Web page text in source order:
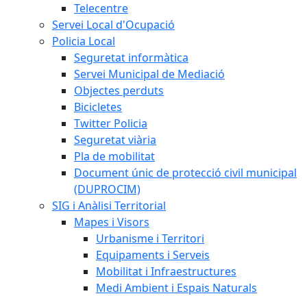
Telecentre
Servei Local d'Ocupació
Policia Local
Seguretat informàtica
Servei Municipal de Mediació
Objectes perduts
Bicicletes
Twitter Policia
Seguretat viària
Pla de mobilitat
Document únic de protecció civil municipal
(DUPROCIM)
SIG i Anàlisi Territorial
Mapes i Visors
Urbanisme i Territori
Equipaments i Serveis
Mobilitat i Infraestructures
Medi Ambient i Espais Naturals